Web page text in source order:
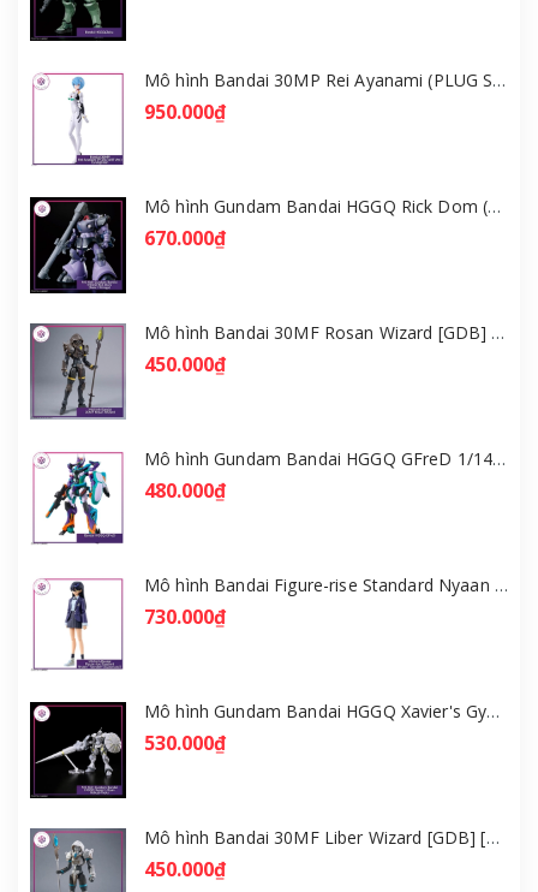
Mô hình Bandai 30MP Rei Ayanami (PLUG SUIT Ver.) – Evangelion [GDB] [30MP]
950.000₫
Mô hình Gundam Bandai HGGQ Rick Dom (Gaia / Ortega) 1/144 [GDB] [BHG]
670.000₫
Mô hình Bandai 30MF Rosan Wizard [GDB] [30MF]
450.000₫
Mô hình Gundam Bandai HGGQ GFreD 1/144 [GDB] [BHG]
480.000₫
Mô hình Bandai Figure-rise Standard Nyaan - Gundam GQuuuuuuX [GDB] [FRS]
730.000₫
Mô hình Gundam Bandai HGGQ Xavier's Gyan Hakuji-Packs 1/144 [GDB] [BHG]
530.000₫
Mô hình Bandai 30MF Liber Wizard [GDB] [30MF]
450.000₫